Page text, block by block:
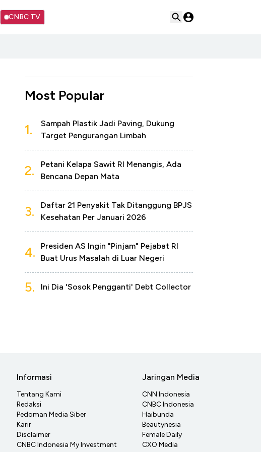
CNBC TV
Most Popular
1.
Sampah Plastik Jadi Paving, Dukung
Target Pengurangan Limbah
2.
Petani Kelapa Sawit RI Menangis, Ada
Bencana Depan Mata
3.
Daftar 21 Penyakit Tak Ditanggung BPJS
Kesehatan Per Januari 2026
4.
Presiden AS Ingin "Pinjam" Pejabat RI
Buat Urus Masalah di Luar Negeri
5. Ini Dia 'Sosok Pengganti' Debt Collector
Informasi
Tentang Kami
Redaksi
Pedoman Media Siber
Karir
Disclaimer
CNBC Indonesia My Investment
Jaringan Media
CNN Indonesia
CNBC Indonesia
Haibunda
Beautynesia
Female Daily
CXO Media